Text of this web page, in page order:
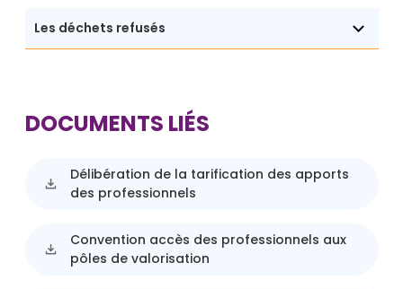
Les déchets refusés
DOCUMENTS LIÉS
Délibération de la tarification des apports
des professionnels
Convention accès des professionnels aux
pôles de valorisation